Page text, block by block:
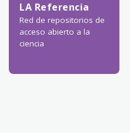
LA Referencia
Red de repositorios de
acceso abierto a la
ciencia